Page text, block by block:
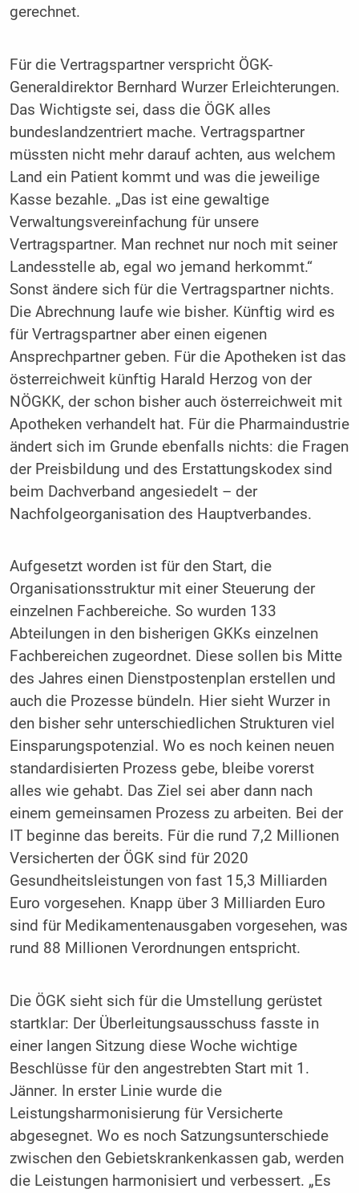
gerechnet.
Für die Vertragspartner verspricht ÖGK-
Generaldirektor Bernhard Wurzer Erleichterungen.
Das Wichtigste sei, dass die ÖGK alles
bundeslandzentriert mache. Vertragspartner
müssten nicht mehr darauf achten, aus welchem
Land ein Patient kommt und was die jeweilige
Kasse bezahle. „Das ist eine gewaltige
Verwaltungsvereinfachung für unsere
Vertragspartner. Man rechnet nur noch mit seiner
Landesstelle ab, egal wo jemand herkommt.“
Sonst ändere sich für die Vertragspartner nichts.
Die Abrechnung laufe wie bisher. Künftig wird es
für Vertragspartner aber einen eigenen
Ansprechpartner geben. Für die Apotheken ist das
österreichweit künftig Harald Herzog von der
NÖGKK, der schon bisher auch österreichweit mit
Apotheken verhandelt hat. Für die Pharmaindustrie
ändert sich im Grunde ebenfalls nichts: die Fragen
der Preisbildung und des Erstattungskodex sind
beim Dachverband angesiedelt – der
Nachfolgeorganisation des Hauptverbandes.
Aufgesetzt worden ist für den Start, die
Organisationsstruktur mit einer Steuerung der
einzelnen Fachbereiche. So wurden 133
Abteilungen in den bisherigen GKKs einzelnen
Fachbereichen zugeordnet. Diese sollen bis Mitte
des Jahres einen Dienstpostenplan erstellen und
auch die Prozesse bündeln. Hier sieht Wurzer in
den bisher sehr unterschiedlichen Strukturen viel
Einsparungspotenzial. Wo es noch keinen neuen
standardisierten Prozess gebe, bleibe vorerst
alles wie gehabt. Das Ziel sei aber dann nach
einem gemeinsamen Prozess zu arbeiten. Bei der
IT beginne das bereits. Für die rund 7,2 Millionen
Versicherten der ÖGK sind für 2020
Gesundheitsleistungen von fast 15,3 Milliarden
Euro vorgesehen. Knapp über 3 Milliarden Euro
sind für Medikamentenausgaben vorgesehen, was
rund 88 Millionen Verordnungen entspricht.
Die ÖGK sieht sich für die Umstellung gerüstet
startklar: Der Überleitungsausschuss fasste in
einer langen Sitzung diese Woche wichtige
Beschlüsse für den angestrebten Start mit 1.
Jänner. In erster Linie wurde die
Leistungsharmonisierung für Versicherte
abgesegnet. Wo es noch Satzungsunterschiede
zwischen den Gebietskrankenkassen gab, werden
die Leistungen harmonisiert und verbessert. „Es